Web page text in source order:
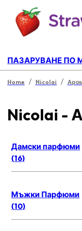
ПАЗАРУВАНЕ ПО
Home / Nicolai /
Nicolai -
Дамски парфюми
(16)
Мъжки Парфюми
(10)